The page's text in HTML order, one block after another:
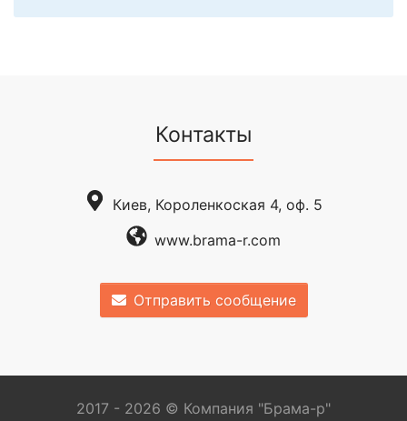
Контакты
Киев, Короленкоская 4, оф. 5
www.brama-r.com
Отправить сообщение
2017 - 2026 © Компания "Брама-р"